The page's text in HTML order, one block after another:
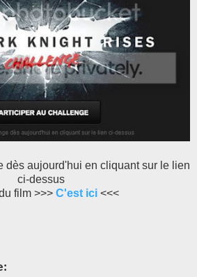
dès aujourd'hui en cliquant sur le lien
ci-dessus
film >>> C'est ici <<<